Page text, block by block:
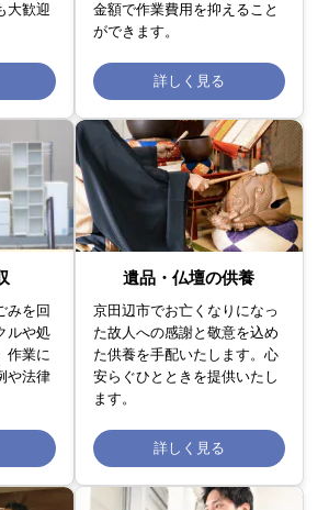
大歓迎
金額で作業費用を抑えること
ができます。
詳しく見る
みを回
ルや処
作業に
や法律
遺品・仏壇の供養
京田辺市でお亡くなりになっ
た故人への感謝と敬意を込め
た供養を手配いたします。心
安らぐひとときを提供いたし
ます。
詳しく見る